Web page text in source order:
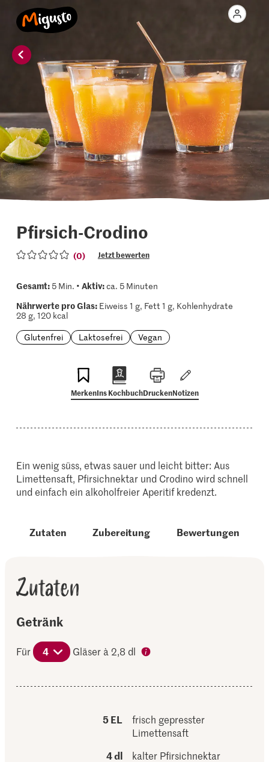
Pfirsich-Crodino
(0) Jetzt bewerten
Gesamt:5 Min. • Aktiv:ca. 5 Minuten
Nährwerte pro Glas:Eiweiss 1 g, Fett 1 g, Kohlenhydrate
28 g, 120 kcal
Glutenfrei
Laktosefrei Vegan
MerkenIns KochbuchDruckenNotizen
Ein wenig süss, etwas sauer und leicht bitter: Aus
Limettensaft, Pfirsichnektar und Crodino wird schnell
und einfach ein alkoholfreier Aperitif kredenzt.
Zutaten Zubereitung Bewertungen
Zutaten
Getränk
Für 4 Gläser à 2,8 dl
5 EL
frisch gepresster
Limettensaft
4 dl
kalter Pfirsichnektar